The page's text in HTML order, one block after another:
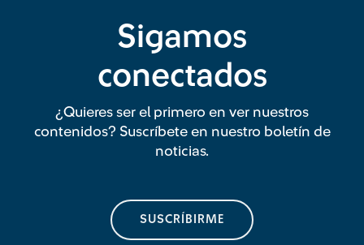
Sigamos
conectados
¿Quieres ser el primero en ver nuestros
contenidos? Suscríbete en nuestro boletín de
noticias.
SUSCRÍBIRME